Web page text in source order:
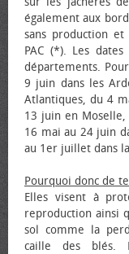
également aux
sans production
PAC (*). Les
départements.
9 juin dans les
Atlantiques, du 4
13 juin en
16 mai au 24 juin
au 1er juillet dans
Pourquoi donc de
Elles visent à
reproduction ainsi
sol comme la
caille des blés.